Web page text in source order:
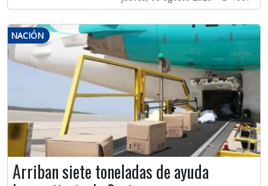
NACIÓN
Arriban siete toneladas de ayuda